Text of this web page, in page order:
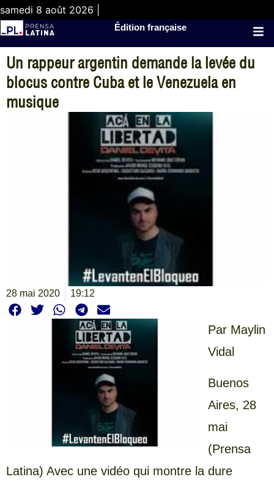
samedi 8 août 2026 |
Édition française
Un rappeur argentin demande la levée du
blocus contre Cuba et le Venezuela en
musique
28 mai 2020 19:12
Par Maylin
Vidal
Buenos
Aires, 28
mai
(Prensa
Latina) Avec une vidéo qui montre la dure